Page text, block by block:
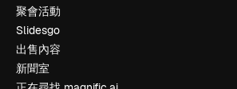
聚會活動
Slidesgo
出售內容
新聞室